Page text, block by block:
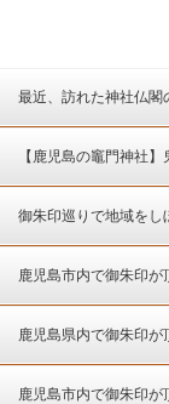
最近、訪れた神社仏閣
【鹿児島の竈門神社
御朱印巡りで地域をし
鹿児島市内で御朱印
鹿児島県内で御朱印
鹿児島市内で御朱印